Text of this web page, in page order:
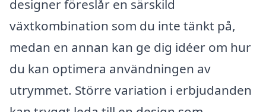
designer föreslår en särskild
växtkombination som du inte tänkt på,
medan en annan kan ge dig idéer om hur
du kan optimera användningen av
utrymmet. Större variation i erbjudanden